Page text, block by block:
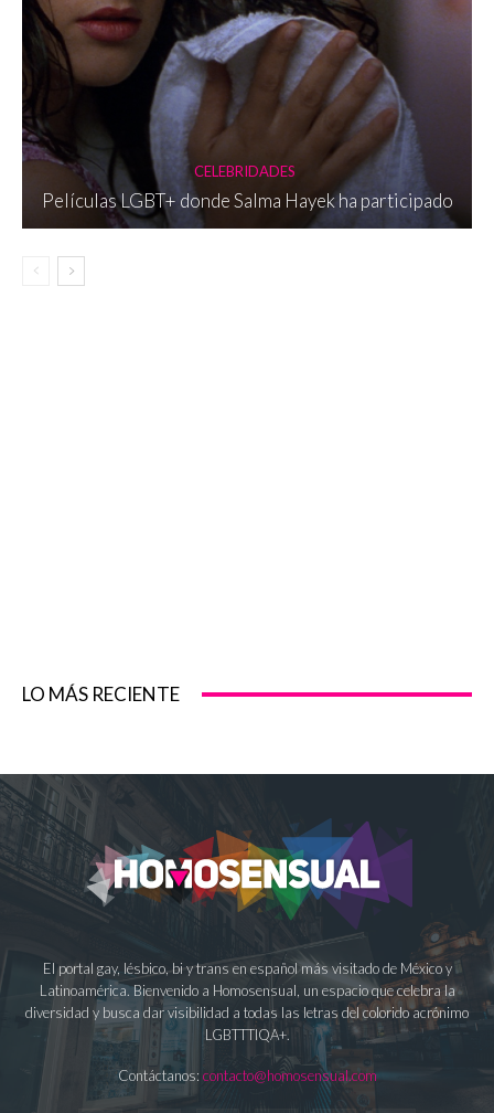
CELEBRIDADES
Películas LGBT+ donde Salma Hayek ha participado
LO MÁS RECIENTE
El portal gay, lésbico, bi y trans en español más visitado de México y
Latinoamérica. Bienvenido a Homosensual, un espacio que celebra la
diversidad y busca dar visibilidad a todas las letras del colorido acrónimo
LGBTTTIQA+.
Contáctanos: contacto@homosensual.com